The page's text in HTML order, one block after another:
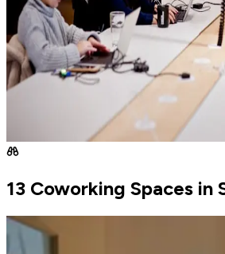
13 Coworking Spaces in